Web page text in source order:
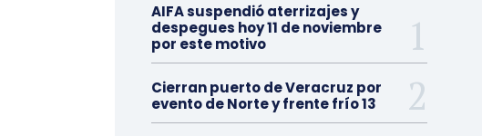
AIFA suspendió aterrizajes y
despegues hoy 11 de noviembre
por este motivo
Cierran puerto de Veracruz por
evento de Norte y frente frío 13